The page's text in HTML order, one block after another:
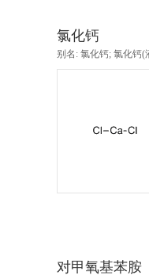
氯化钙
对甲氧基苯胺